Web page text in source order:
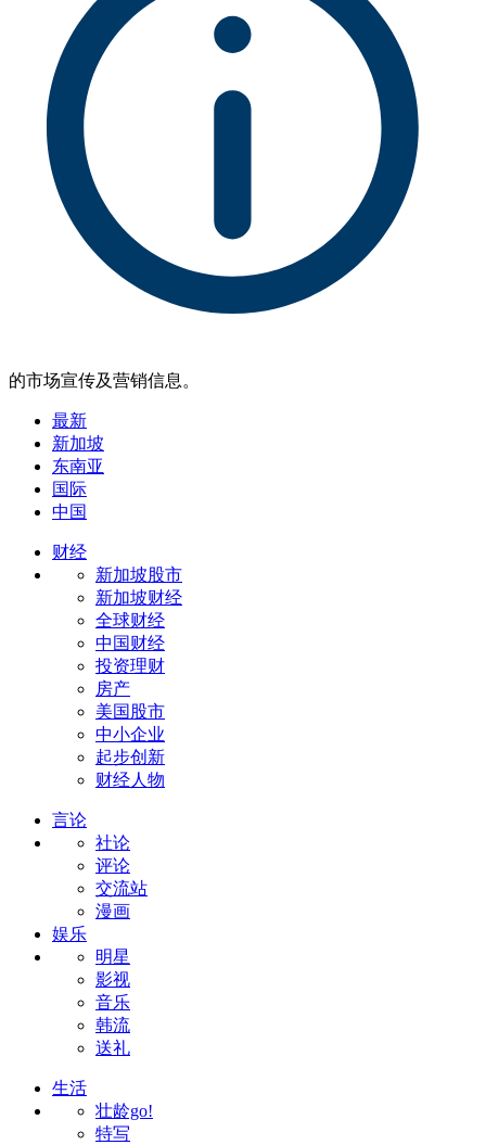
的市场宣传及营销信息。
最新
新加坡
东南亚
国际
中国
财经
新加坡股市
新加坡财经
全球财经
中国财经
投资理财
房产
美国股市
中小企业
起步创新
财经人物
言论
社论
评论
交流站
漫画
娱乐
明星
影视
音乐
韩流
送礼
生活
壮龄go!
特写